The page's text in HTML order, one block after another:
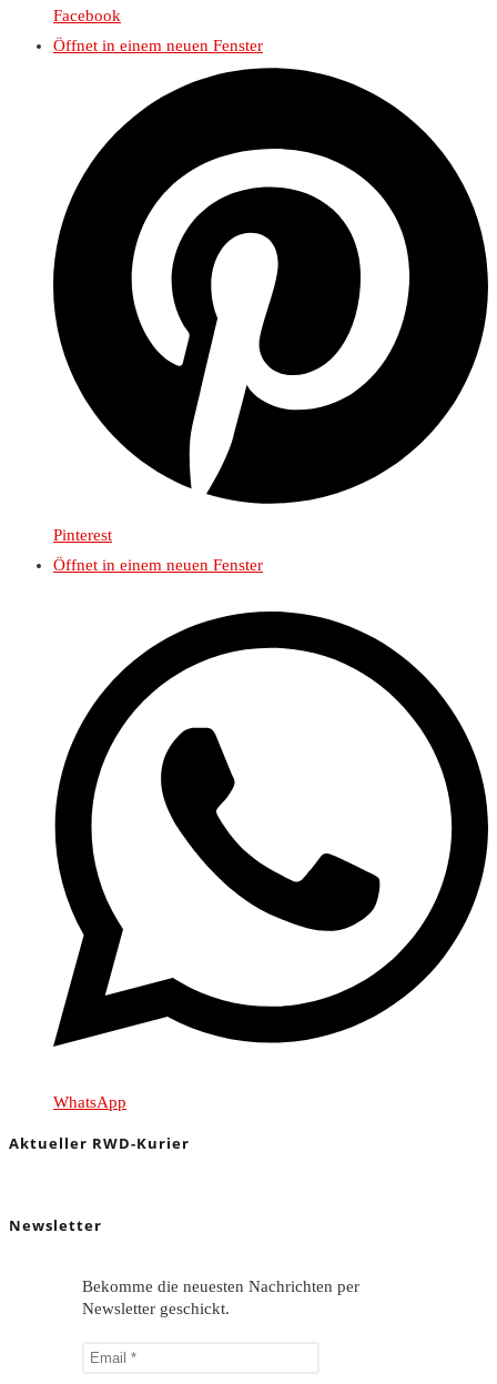
Facebook
Öffnet in einem neuen Fenster
Pinterest
Öffnet in einem neuen Fenster
WhatsApp
Aktueller RWD-Kurier
Newsletter
Bekomme die neuesten Nachrichten per
Newsletter geschickt.